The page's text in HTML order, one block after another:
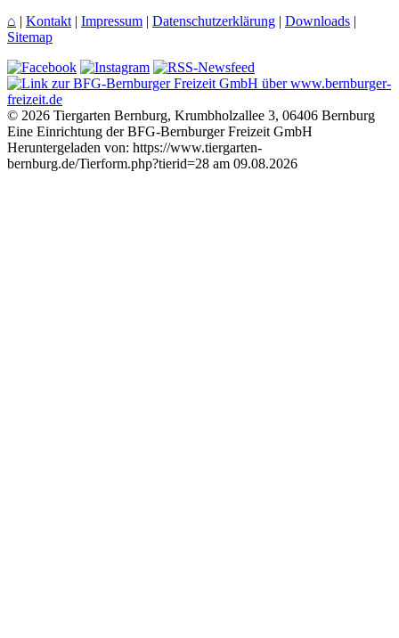
⌂ | Kontakt | Impressum | Datenschutzerklärung | Downloads |
Sitemap
© 2026 Tiergarten Bernburg, Krumbholzallee 3, 06406 Bernburg
Eine Einrichtung der BFG-Bernburger Freizeit GmbH
Heruntergeladen von: https://www.tiergarten-
bernburg.de/Tierform.php?tierid=28 am 09.08.2026